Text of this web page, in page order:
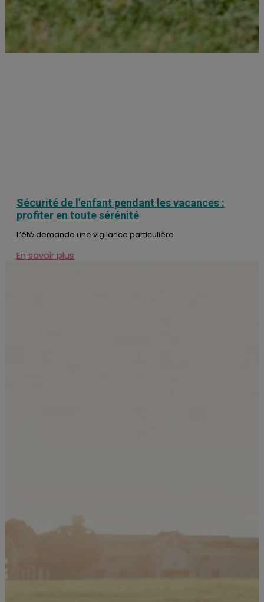
Sécurité de l’enfant pendant les vacances :
profiter en toute sérénité
L’été demande une vigilance particulière
En savoir plus